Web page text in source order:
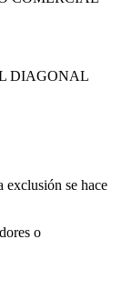
DIAGONAL
se hace
o